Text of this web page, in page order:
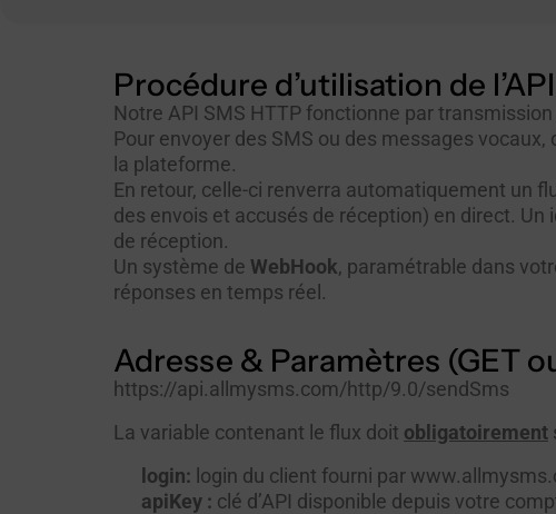
Procédure d’utilisation de
Notre API SMS HTTP fonctionne par
Pour envoyer des SMS ou des messages
la plateforme.
En retour, celle-ci renverra automatiquement un
des envois et accusés de réception) en direct. Un
de réception.
Un système de WebHook, paramétrable dans
réponses en temps réel.
Adresse & Paramètres (GET
https://api.allmysms.com/http/9.0/sendSms
La variable contenant le flux doit obligatoirement
login: login du client fourni par
apiKey : clé d’API disponible depuis votre